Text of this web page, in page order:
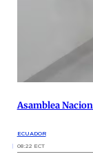
Asamblea
ECUADOR
08:22 ECT